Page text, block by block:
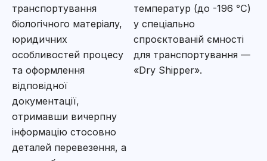
транспортування
біологічного матеріалу,
юридичних
особливостей процесу
та оформлення
відповідної
документації,
отримавши вичерпну
інформацію стосовно
деталей перевезення, а
температур (до -196 ℃)
у спеціально
спроєктованій ємності
для транспортування —
«Dry Shipper».